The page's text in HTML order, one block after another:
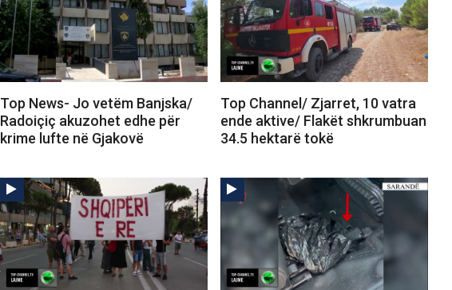
Top News- Jo vetëm Banjska/
Radoiçiç akuzohet edhe për
krime lufte në Gjakovë
Top Channel/ Zjarret, 10 vatra
ende aktive/ Flakët shkrumbuan
34.5 hektarë tokë